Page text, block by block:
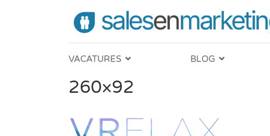
VACATURES BLOG
260×92